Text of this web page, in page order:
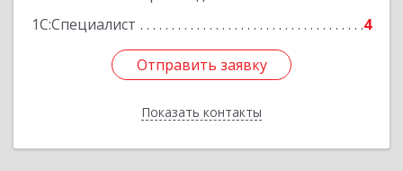
1С:Специалист
4
Отправить заявку
Показать контакты
Отправить заявку
Назад